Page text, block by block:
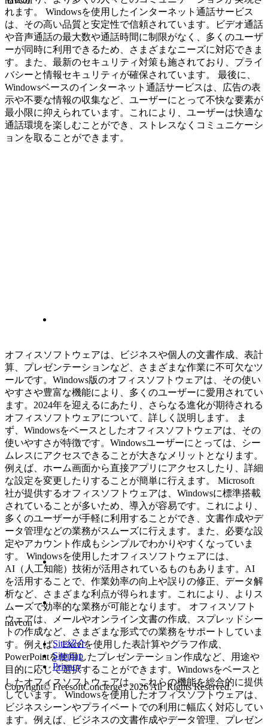
れます。 Windowsを使用したインターネット通話サービス
は、その高い品質と安定性で信頼されています。ビデオ通話
や音声通話の最大数や通話時間に制限がなく、多くのユーザ
ーが同時に利用できるため、さまざまなニーズに対応できま
す。また、最新のセキュリティ対策も施されており、プライ
バシーと情報セキュリティが確保されています。 最後に、
Windowsベースのインターネット通話サービスは、広告の表
示や不要な情報の収集など、ユーザーにとって不快な要素が
最小限に抑えられています。これにより、ユーザーは快適な
通話環境を楽しむことができ、ストレスなくコミュニケーシ
ョンを取ることができます。
オフィスソフトウェアは、ビジネスや個人の文書作成、表計
算、プレゼンテーションなど、さまざまな作業に不可欠なツ
ールです。Windows版のオフィスソフトウェアは、その使い
やすさや豊富な機能により、多くのユーザーに愛用されてい
ます。2024年を迎えるにあたり、さらなる進化が期待される
オフィスソフトウェアについて、詳しく説明します。 ま
ず、Windowsをベースとしたオフィスソフトウェアは、その
使いやすさが特徴です。Windowsユーザーにとっては、シー
ムレスにアクセスできることが大きなメリットとなります。
例えば、ホーム画面から直接アプリにアクセスしたり、詳細
な設定を変更したりすることが簡単に行えます。 Microsoft
社が提供するオフィスソフトウェアは、Windowsに標準搭載
されていることが多いため、導入が容易です。これにより、
多くのユーザーが手軽に利用することができ、文書作成やデ
ータ管理などの業務がスムーズに行えます。また、必要な設
定やアカウント作成もシンプルでわかりやすくなっていま
す。 Windowsを使用したオフィスソフトウェアには、
AI（人工知能）技術が活用されているものもあります。AI
を活用することで、作業効率の向上や誤りの修正、データ解
析など、さまざまな利点が得られます。これにより、よりス
ムーズで効率的な業務が可能となります。 オフィスソフト
ウェアは、メールやオンライン文書の作成、スプレッドシー
トの作成など、さまざまな形式での業務をサポートしていま
す。例えば、Excelを使用した表計算やグラフ作成、
PowerPointを使用したプレゼンテーション作成など、用途や
目的に応じて選択することができます。Windowsをベースと
したオフィスソフトウェアは、これらの機能を総合的に提供
しています。 Windowsを使用したオフィスソフトウェアは、
ビジネスシーンやプライベートでの利用に幅広く対応してい
ます。例えば、ビジネスの文書作成やデータ管理、プレゼン
navcon
Site紹介
Sitemap
Privacy
Copyright© FreesoftConcierge , 2026 All Rights Reserved.